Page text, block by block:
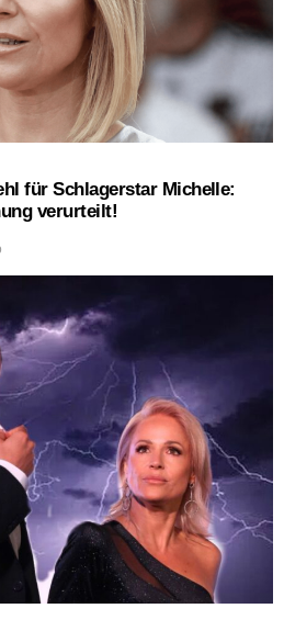
für Schlagerstar Michelle:
verurteilt!